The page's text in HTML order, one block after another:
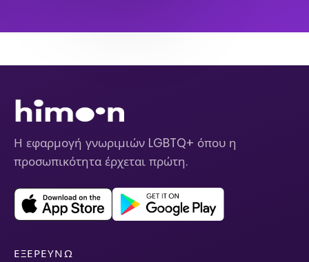
Η εφαρμογή γνωριμιών LGBTQ+ όπου η
προσωπικότητα έρχεται πρώτη.
ΕΞΕΡΕΥΝΏ